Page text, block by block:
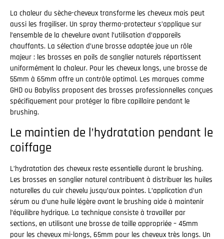
La chaleur du sèche-cheveux transforme les cheveux mais peut
aussi les fragiliser. Un spray thermo-protecteur s’applique sur
l’ensemble de la chevelure avant l’utilisation d’appareils
chauffants. La sélection d’une brosse adaptée joue un rôle
majeur : les brosses en poils de sanglier naturels répartissent
uniformément la chaleur. Pour les cheveux longs, une brosse de
55mm à 65mm offre un contrôle optimal. Les marques comme
GHD ou Babyliss proposent des brosses professionnelles conçues
spécifiquement pour protéger la fibre capillaire pendant le
brushing.
Le maintien de l’hydratation pendant le
coiffage
L’hydratation des cheveux reste essentielle durant le brushing.
Les brosses en sanglier naturel contribuent à distribuer les huiles
naturelles du cuir chevelu jusqu’aux pointes. L’application d’un
sérum ou d’une huile légère avant le brushing aide à maintenir
l’équilibre hydrique. La technique consiste à travailler par
sections, en utilisant une brosse de taille appropriée – 45mm
pour les cheveux mi-longs, 65mm pour les cheveux très longs. Un